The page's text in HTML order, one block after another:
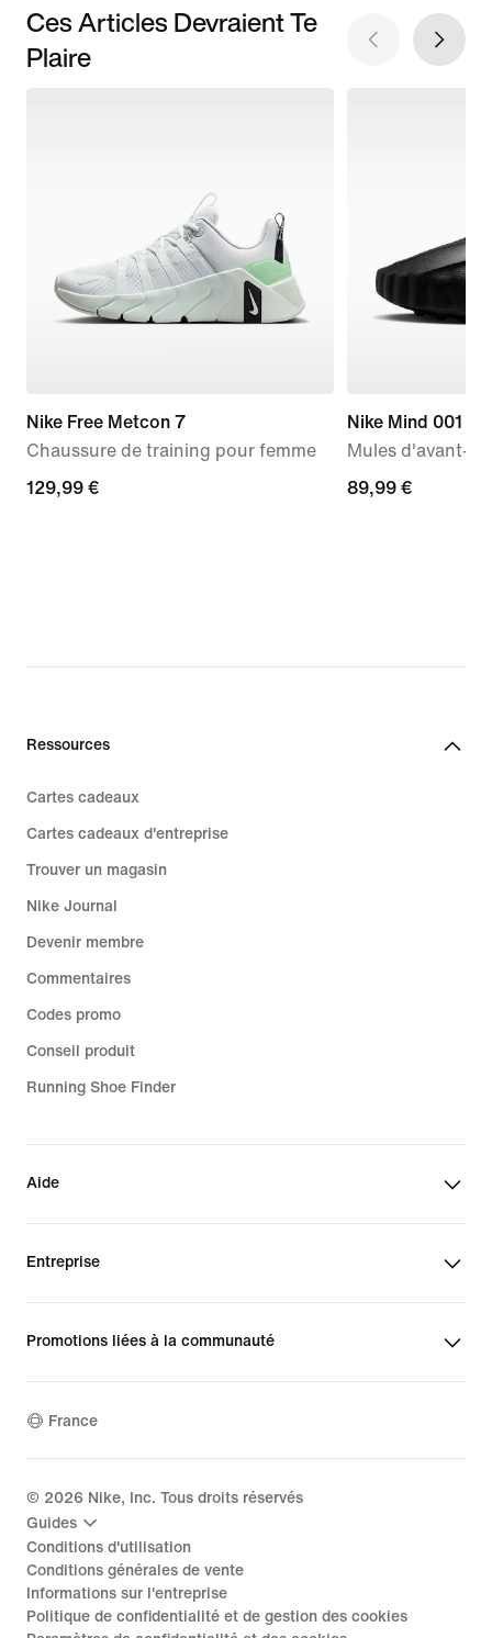
Ces Articles Devraient Te
Plaire
Nike Free Metcon 7
Chaussure de training pour femme
129,99 €
129,99 €
Nike Mind 001
Mules d'avant-
89,99 €
89,99 €
Ressources
Cartes cadeaux
Cartes cadeaux d'entreprise
Trouver un magasin
Nike Journal
Devenir membre
Commentaires
Codes promo
Conseil produit
Running Shoe Finder
Aide
Entreprise
Promotions liées à la communauté
France
© 2026 Nike, Inc. Tous droits réservés
Guides
Conditions d'utilisation
Conditions générales de vente
Informations sur l'entreprise
Politique de confidentialité et de gestion des cookies